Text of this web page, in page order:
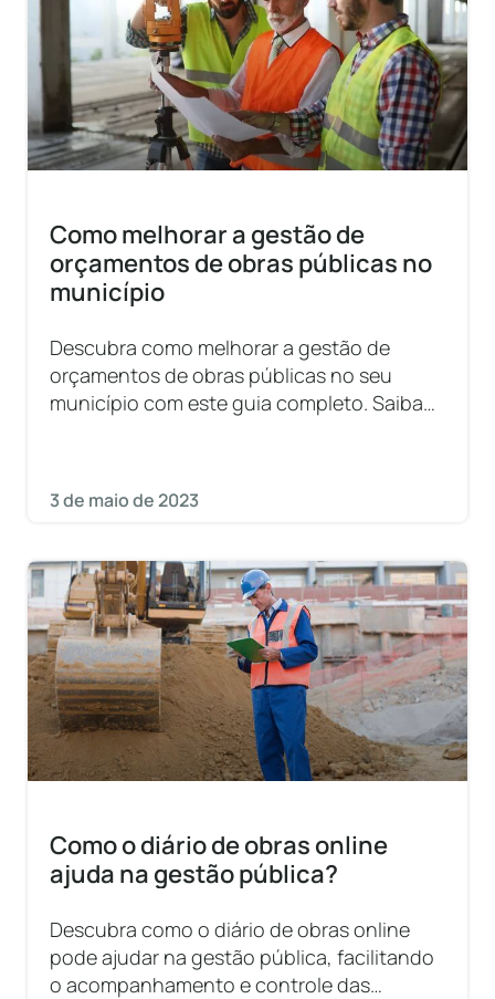
Como melhorar a gestão de
orçamentos de obras públicas no
município
Descubra como melhorar a gestão de
orçamentos de obras públicas no seu
município com este guia completo. Saiba
3 de maio de 2023
Como o diário de obras online
ajuda na gestão pública?
Descubra como o diário de obras online
pode ajudar na gestão pública, facilitando
o acompanhamento e controle das